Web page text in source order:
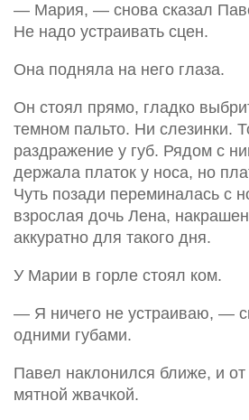
— Мария, — снова сказал
Не надо устраивать сцен.
Она подняла на него глаза.
Он стоял прямо, гладко
темном пальто. Ни слезинки.
раздражение у губ. Рядом с
держала платок у носа, но
Чуть позади переминалась с
взрослая дочь Лена,
аккуратно для такого дня.
У Марии в горле стоял ком.
— Я ничего не устраиваю, —
одними губами.
Павел наклонился ближе, и от
мятной жвачкой.